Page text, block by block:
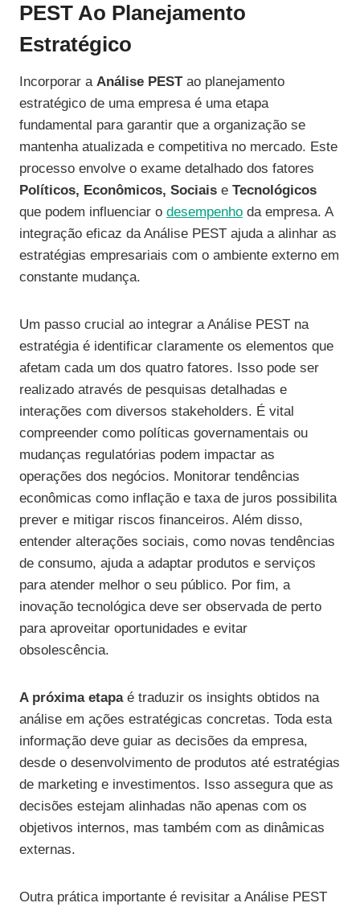
PEST Ao Planejamento
Estratégico
Incorporar a Análise PESTao planejamento
estratégico de uma empresa é uma etapa
fundamental para garantir que a organização se
mantenha atualizada e competitiva no mercado. Este
processo envolve o exame detalhado dos fatores
Políticos, Econômicos, Sociais e Tecnológicos
que podem influenciar o desempenho da empresa. A
integração eficaz da Análise PEST ajuda a alinhar as
estratégias empresariais com o ambiente externo em
constante mudança.
Um passo crucial ao integrar a Análise PEST na
estratégia é identificar claramente os elementos que
afetam cada um dos quatro fatores. Isso pode ser
realizado através de pesquisas detalhadas e
interações com diversos stakeholders. É vital
compreender como políticas governamentais ou
mudanças regulatórias podem impactar as
operações dos negócios. Monitorar tendências
econômicas como inflação e taxa de juros possibilita
prever e mitigar riscos financeiros. Além disso,
entender alterações sociais, como novas tendências
de consumo, ajuda a adaptar produtos e serviços
para atender melhor o seu público. Por fim, a
inovação tecnológica deve ser observada de perto
para aproveitar oportunidades e evitar
obsolescência.
A próxima etapaé traduzir os insights obtidos na
análise em ações estratégicas concretas. Toda esta
informação deve guiar as decisões da empresa,
desde o desenvolvimento de produtos até estratégias
de marketing e investimentos. Isso assegura que as
decisões estejam alinhadas não apenas com os
objetivos internos, mas também com as dinâmicas
externas.
Outra prática importante é revisitar a Análise PEST